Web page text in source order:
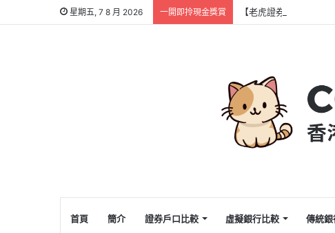
星期五, 7 8 月 2026 一開即拎現金獎賞 【老虎證券開戶優惠
首頁 簡介 證券戶口比較 虛擬銀行比較 傳統銀